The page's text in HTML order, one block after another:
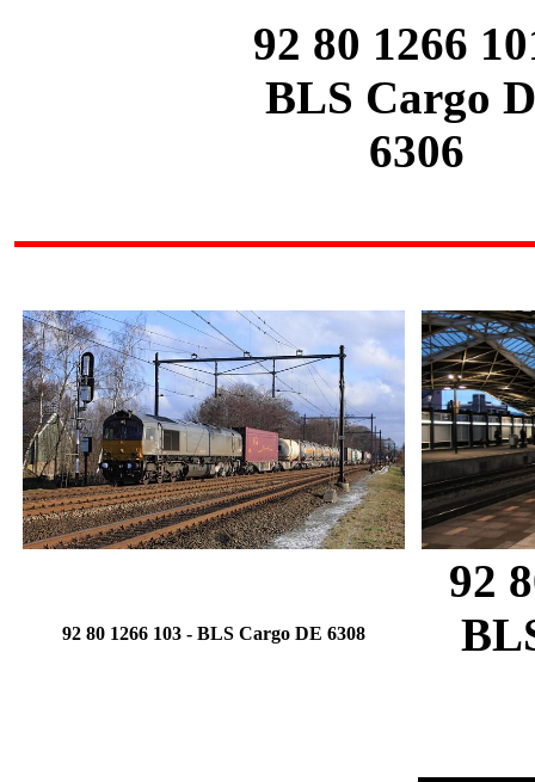
92 80 1266
BLS Cargo
6306
92 80 1266 103 - BLS Cargo DE 6308
92